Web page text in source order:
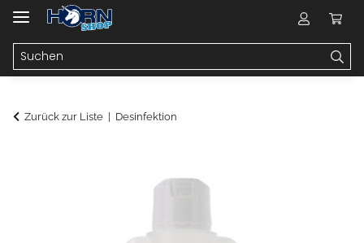
Zurück zur Liste Desinfektion